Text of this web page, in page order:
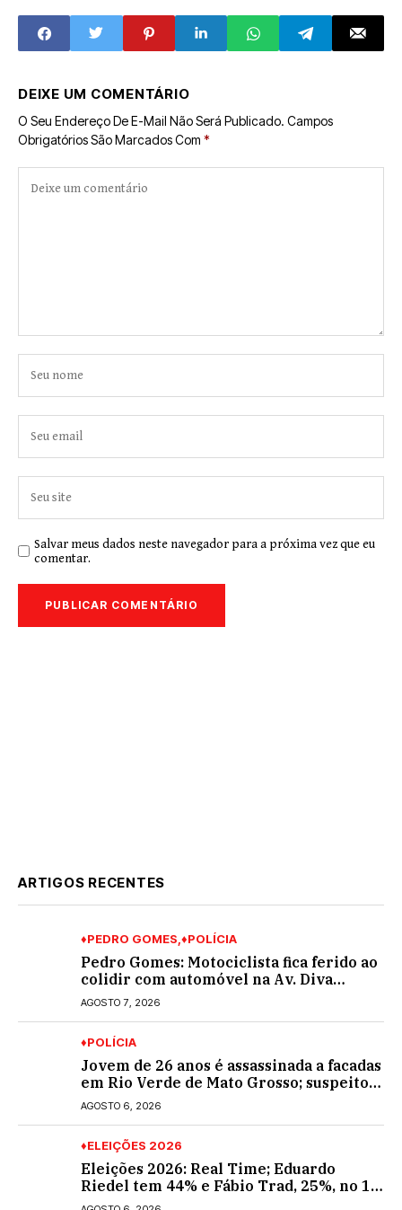
DEIXE UM COMENTÁRIO
O Seu Endereço De E-Mail Não Será Publicado. Campos
Obrigatórios São Marcados Com *
Salvar meus dados neste navegador para a próxima vez que eu
comentar.
ARTIGOS RECENTES
♦PEDRO GOMES ♦POLÍCIA
Pedro Gomes: Motociclista fica ferido ao
colidir com automóvel na Av. Diva
Araújo; ele não tinha CNH
AGOSTO 7, 2026
♦POLÍCIA
Jovem de 26 anos é assassinada a facadas
em Rio Verde de Mato Grosso; suspeito é
procurado
AGOSTO 6, 2026
♦ELEIÇÕES 2026
Eleições 2026: Real Time; Eduardo
Riedel tem 44% e Fábio Trad, 25%, no 1º
turno para o governo do MS